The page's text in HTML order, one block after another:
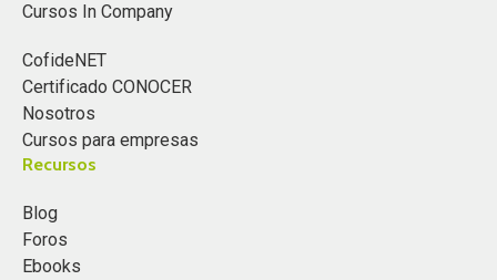
Cursos In Company
CofideNET
Certificado CONOCER
Nosotros
Cursos para empresas
Recursos
Blog
Foros
Ebooks